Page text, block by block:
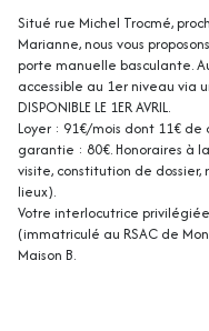
Situé rue Michel Trocmé,
Marianne, nous vous
porte manuelle basculante.
accessible au 1er niveau
DISPONIBLE LE 1ER AVRIL.
Loyer : 91€/mois dont 11€
garantie : 80€. Honoraires à
visite, constitution de
lieux).
Votre interlocutrice
(immatriculé au RSAC de
Maison B.